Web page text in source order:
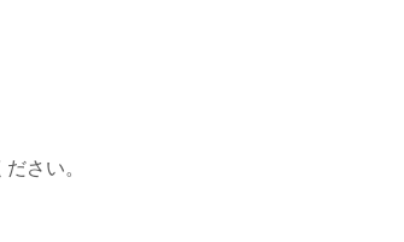
さい。